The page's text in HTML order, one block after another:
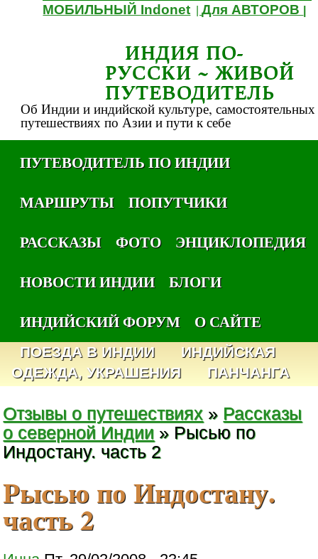
МОБИЛЬНЫЙ Indonet |Для АВТОРОВ
ИНДИЯ ПО-
РУССКИ ~ ЖИВОЙ
ПУТЕВОДИТЕЛЬ
Об Индии и индийской культуре, самостоятельных
путешествиях по Азии и пути к себе
ПУТЕВОДИТЕЛЬ ПО ИНДИИ
МАРШРУТЫ
ПОПУТЧИКИ
РАССКАЗЫ
ФОТО
ЭНЦИКЛОПЕДИЯ
НОВОСТИ ИНДИИ
БЛОГИ
ИНДИЙСКИЙ ФОРУМ
О САЙТЕ
ПОЕЗДА В ИНДИИ
ИНДИЙСКАЯ
ОДЕЖДА, УКРАШЕНИЯ
ПАНЧАНГА
Отзывы о путешествиях » Рассказы
о северной Индии » Рысью по
Индостану. часть 2
Рысью по Индостану.
часть 2